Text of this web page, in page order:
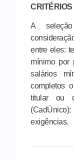
A
entre eles:
mínimo por
salários
completos
titular ou
exigências.